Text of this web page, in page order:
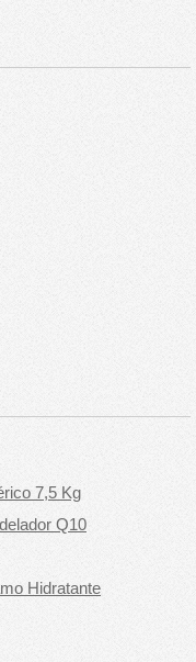
7,5 Kg
Q10
Hidratante